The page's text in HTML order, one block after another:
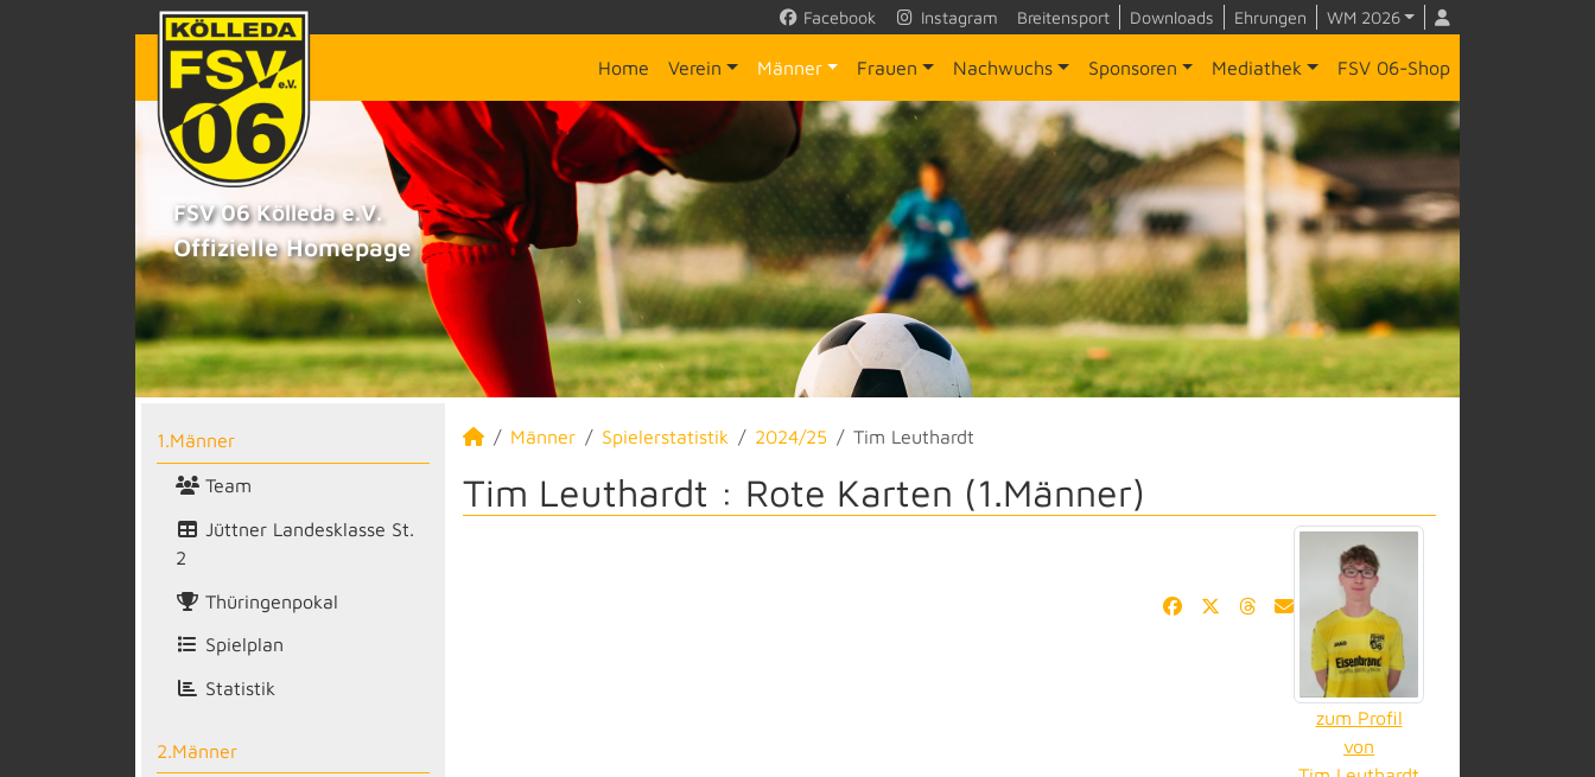
Facebook Instagram Breitensport Downloads Ehrungen WM 2026
Home Verein Männer Frauen Nachwuchs Sponsoren Mediathek FSV 06-Shop
FSV 06 Kölleda e.V.
Offizielle Homepage
1.Männer
Team
Jüttner Landesklasse St.
2
Thüringenpokal
Spielplan
Statistik
2.Männer
Männer Spielerstatistik 2024/25 Tim Leuthardt
Tim Leuthardt : Rote Karten (1.Männer)
zum Profil
von